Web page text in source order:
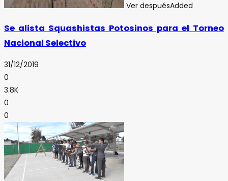
Ver despuésAdded
Se alista Squashistas Potosinos para el Torneo
Nacional Selectivo
31/12/2019
0
3.8K
0
0